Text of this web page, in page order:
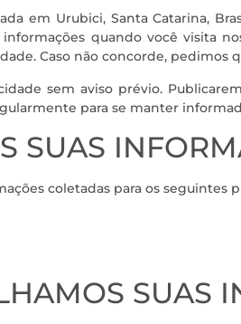
em Urubici, Santa Catarina,
quando você visita
Caso não concorde, pedimos
sem aviso prévio.
para se manter
SUAS
coletadas para os seguintes
SUAS